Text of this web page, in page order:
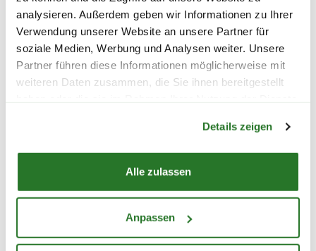
analysieren. Außerdem geben wir Informationen zu Ihrer
Verwendung unserer Website an unsere Partner für
soziale Medien, Werbung und Analysen weiter. Unsere
Partner führen diese Informationen möglicherweise mit
weiteren Daten zusammen, die Sie ihnen bereitgestellt
Details zeigen
Alle zulassen
Anpassen
Topf oder dem Topfvolumen.
FOLGENDE VERSANDKOSTEN
KÖNNEN ENTSTEHEN
PAKETVERSAND
6,95€für Standardpakete (z.B.Dünger oder
für größere Pakete (z.B. Pflanzen oder
SPEDITIONSVERSAND
WEITERE PRODUKTE